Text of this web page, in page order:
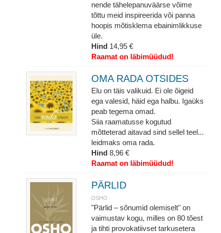
nende tähelepanuväärse võime
tõttu meid inspireerida või panna
hoopis mõtisklema ebainimlikkuse
üle.
Hind 14,95 €
Raamat on läbimüüdud!
OMA RADA OTSIDES
Elu on täis valikuid. Ei ole õigeid
ega valesid, häid ega halbu. Igaüks
peab tegema omad.
Siia raamatusse kogutud
mõtteterad aitavad sind sellel teel...
leidmaks oma rada.
Hind 8,96 €
Raamat on läbimüüdud!
PÄRLID
OSHO
"Pärlid – sõnumid olemiselt" on
vaimustav kogu, milles on 80 tõest
ja tihti provokatiivset tarkusetera